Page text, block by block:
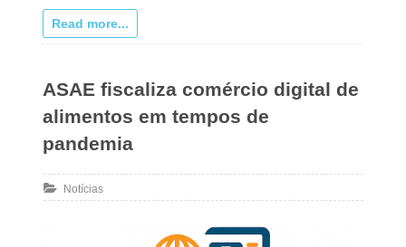
Read more...
ASAE fiscaliza comércio digital de
alimentos em tempos de
pandemia
Notícias